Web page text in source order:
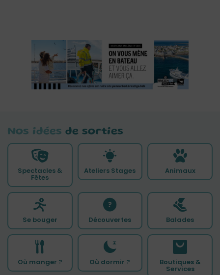
Nos idées de sorties
Spectacles &
Fêtes
Ateliers Stages Animaux
Se bouger Découvertes Balades
Où manger ? Où dormir ? Boutiques &
Services